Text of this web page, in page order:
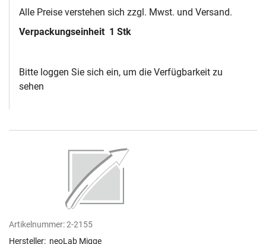
Alle Preise verstehen sich zzgl. Mwst. und Versand.
Verpackungseinheit 1 Stk
Bitte loggen Sie sich ein, um die Verfügbarkeit zu
sehen
Artikelnummer:2-2155
Hersteller: neoLab Migge